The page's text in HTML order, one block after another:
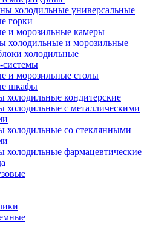
холодильные универсальные
горки
и морозильные камеры
холодильные и морозильные
холодильные
и морозильные столы
шкафы
кондитерские
с металлическими
со стеклянными
фармацевтические